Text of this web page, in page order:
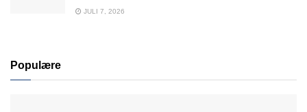
JULI 7, 2026
Populære